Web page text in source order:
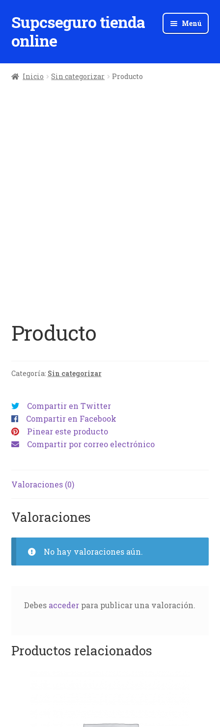
Ir
a
la
Ir
al
contenido
Supcseguro tienda
online
Menú
Inicio Sin categorizar Producto
Producto
Categoría: Sin categorizar
Compartir en Twitter
Compartir en Facebook
Pinear este producto
Compartir por correo electrónico
Valoraciones (0)
Valoraciones
No hay valoraciones aún.
Debes accederpara publicar una valoración.
Productos relacionados